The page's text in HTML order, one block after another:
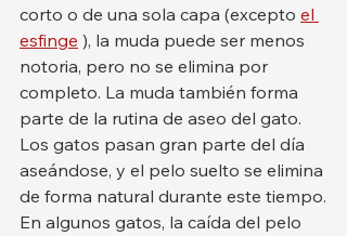
corto o de una sola capa (excepto el
esfinge ), la muda puede ser menos
notoria, pero no se elimina por
completo. La muda también forma
parte de la rutina de aseo del gato.
Los gatos pasan gran parte del día
aseándose, y el pelo suelto se elimina
de forma natural durante este tiempo.
En algunos gatos, la caída del pelo